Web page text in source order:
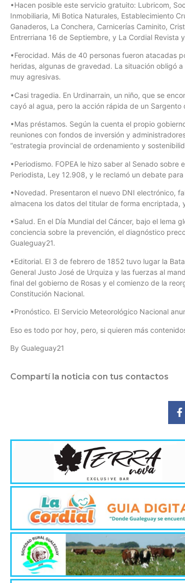
•Hacen posible este servicio gratuito: Lubricom,
Inmobiliaria, Mi Botica Naturales, Establecimiento
Ganaderos, La Conchera, Carnicerías Caminito,
Entrerriana 16 de Septiembre, y La Cordial Revista
•Ferocidad. Más de 40 personas fueron atacadas
heridas, algunas de gravedad. La situación obligó
muy agresivas.
•Casi tragedia. En Urdinarrain, un niño, que se
cayó al agua, pero la acción rápida de un Sargento
•Mas préstamos. Según la cuenta el propio
reuniones con fondos de inversión y
“estrategia provincial de ordenamiento y
•Periodismo. FOPEA le hizo saber al Senado
Periodista, Ley 12.908, y le reclamó un debate
•Novedad. Presentaron el nuevo DNI electrónico,
almacena los datos del titular de forma encriptada,
•Salud. En el Día Mundial del Cáncer, bajo el lema
conciencia sobre la prevención, el diagnóstico
Gualeguay21.
•Editorial. El 3 de febrero de 1852 tuvo lugar la
General Justo José de Urquiza y las fuerzas al
final del gobierno de Rosas y el comienzo de la
Constitución Nacional.
•Pronóstico. El Servicio Meteorológico Nacional
Eso es todo por hoy, pero, si quieren más
By Gualeguay21
Compartí la noticia con tus contactos